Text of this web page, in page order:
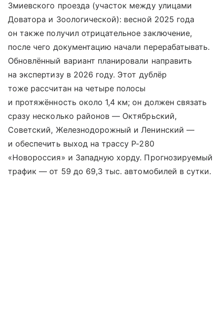
Змиевского проезда (участок между улицами
Доватора и Зоологической): весной 2025 года
он также получил отрицательное заключение,
после чего документацию начали перерабатывать.
Обновлённый вариант планировали направить
на экспертизу в 2026 году. Этот дублёр
тоже рассчитан на четыре полосы
и протяжённость около 1,4 км; он должен связать
сразу несколько районов — Октябрьский,
Советский, Железнодорожный и Ленинский —
и обеспечить выход на трассу Р‑280
«Новороссия» и Западную хорду. Прогнозируемый
трафик — от 59 до 69,3 тыс. автомобилей в сутки.